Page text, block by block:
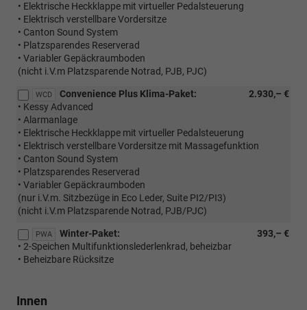
• Elektrische Heckklappe mit virtueller Pedalsteuerung
• Elektrisch verstellbare Vordersitze
• Canton Sound System
• Platzsparendes Reserverad
• Variabler Gepäckraumboden
(nicht i.V.m Platzsparende Notrad, PJB, PJC)
WCD 2.930,– €
Convenience Plus Klima-Paket:
• Kessy Advanced
• Alarmanlage
• Elektrische Heckklappe mit virtueller Pedalsteuerung
• Elektrisch verstellbare Vordersitze mit Massagefunktion
• Canton Sound System
• Platzsparendes Reserverad
• Variabler Gepäckraumboden
(nur i.V.m. Sitzbezüge in Eco Leder, Suite PI2/PI3)
(nicht i.V.m Platzsparende Notrad, PJB/PJC)
PWA 393,– €
Winter-Paket:
• 2-Speichen Multifunktionslederlenkrad, beheizbar
• Beheizbare Rücksitze
Innen